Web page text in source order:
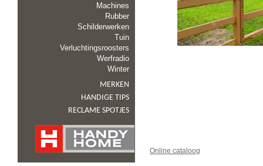
Machines
Rubber
Schilderwerken
Tuin
Verluchtingsroosters
Werfradio
Winter
MERKEN
HANDIGE TIPS
RECLAME SPOTJES
Online cataloog